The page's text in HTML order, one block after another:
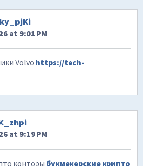
at 9:01 PM
Volvo https://tech-
at 9:19 PM
конторы букмекерские крипто